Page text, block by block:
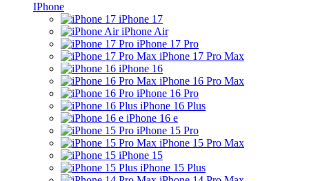
IPhone
iPhone 17
iPhone Air
iPhone 17 Pro
iPhone 17 Pro Max
iPhone 16
iPhone 16 Pro Max
iPhone 16 Pro
iPhone 16 Plus
iPhone 16 e
iPhone 15 Pro
iPhone 15 Pro Max
iPhone 15
iPhone 15 Plus